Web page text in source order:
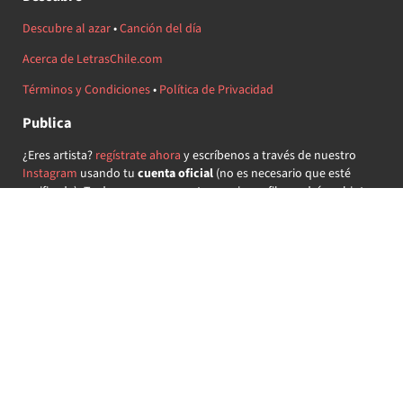
Descubre al azar•Canción del día
Acerca de LetrasChile.com
Términos y Condiciones• Política de Privacidad
Publica
¿Eres artista? regístrate ahora y escríbenos a través de nuestro
Instagram usando tu cuenta oficial(no es necesario que esté
verificada) ¡Te daremos acceso a tu propio perfil y podrás subir tus